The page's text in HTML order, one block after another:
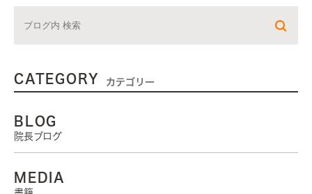
CATEGORY カテゴリー
BLOG
院長ブログ
MEDIA